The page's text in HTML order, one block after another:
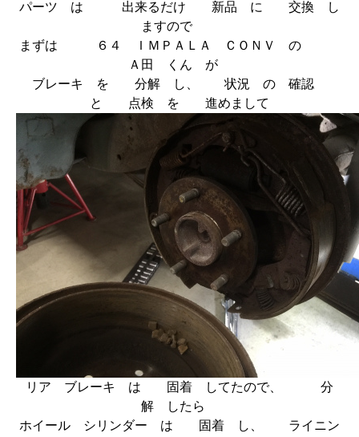
パーツ は 出来るだけ 新品 に 交換 し
ますので
まずは ６４ ＩＭＰＡＬＡ ＣＯＮＶ の
Ａ田 くん が
ブレーキ を 分解 し、 状況 の 確認
と 点検 を 進めまして
リア ブレーキ は 固着 してたので、 分
解 したら
ホイール シリンダー は 固着 し、 ライニン